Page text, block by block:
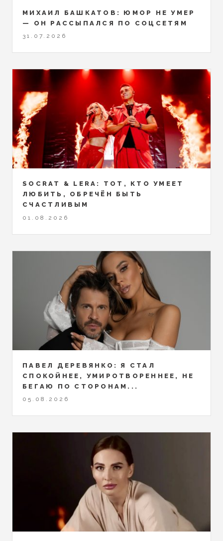
МИХАИЛ БАШКАТОВ: ЮМОР НЕ УМЕР
— ОН РАССЫПАЛСЯ ПО СОЦСЕТЯМ
31.07.2026
SOCRAT & LERA: ТОТ, КТО УМЕЕТ
ЛЮБИТЬ, ОБРЕЧЁН БЫТЬ
СЧАСТЛИВЫМ
01.08.2026
ПАВЕЛ ДЕРЕВЯНКО: Я СТАЛ
СПОКОЙНЕЕ, УМИРОТВОРЕННЕЕ, НЕ
БЕГАЮ ПО СТОРОНАМ...
05.08.2026